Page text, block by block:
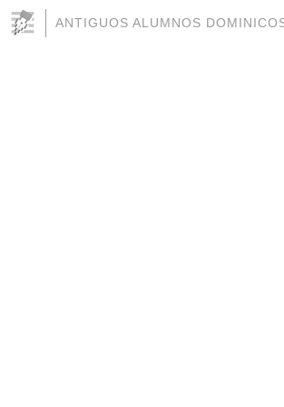
ANTIGUOS ALUMNOS